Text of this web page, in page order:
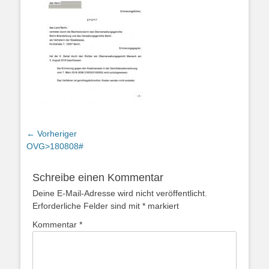
Beitragsnavigation
← Vorheriger
Vorheriger
OVG>180808#
Schreibe einen Kommentar
Deine E-Mail-Adresse wird nicht veröffentlicht.
Erforderliche Felder sind mit * markiert
Kommentar *